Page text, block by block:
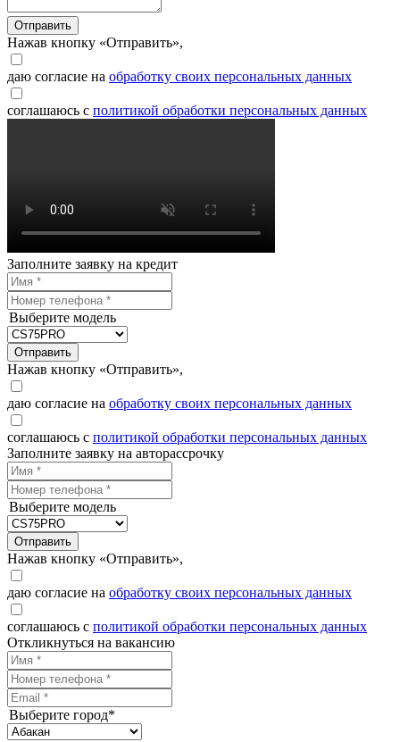
Отправить
Нажав кнопку «Отправить»,
даю согласие на обработку своих персональных данных
соглашаюсь с политикой обработки персональных данных
Заполните заявку на кредит
Выберите модель
Отправить
Нажав кнопку «Отправить»,
даю согласие на обработку своих персональных данных
соглашаюсь с политикой обработки персональных данных
Заполните заявку на авторассрочку
Выберите модель
Отправить
Нажав кнопку «Отправить»,
даю согласие на обработку своих персональных данных
соглашаюсь с политикой обработки персональных данных
Откликнуться на вакансию
Выберите город*